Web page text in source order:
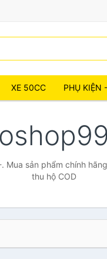
XE 50CC PHỤ KIỆN
sản phẩm chính
thu hộ COD